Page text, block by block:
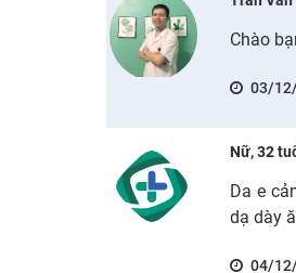
Chào
03/
Nữ, 32
Da e
dạ dày
04/